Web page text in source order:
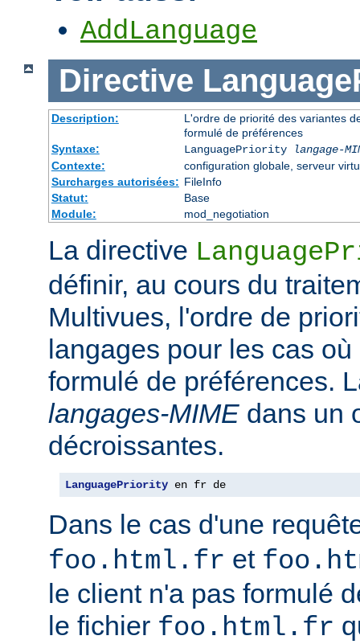
AddLanguage
Directive
Description:
L'ordre de priorité des variantes
formulé de préférences
Syntaxe:
LanguagePriority
langage-
Contexte:
configuration globale, serveur
Surcharges autorisées: FileInfo
Statut:
Base
Module:
mod_negotiation
La directive
définir, au cours du
Multivues, l'ordre de
langages pour les cas
formulé de préférences.
langages-MIME dans un
décroissantes.
LanguagePriority en fr de
Dans le cas d'une
foo.html.fr et
le client n'a pas formulé
le fichier foo.html.fr